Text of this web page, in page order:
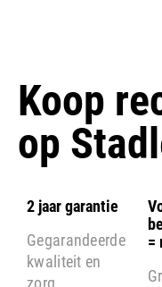
Koop
op
2 jaar garantie
Gegarandeerde
kwaliteit en
zorg.
=